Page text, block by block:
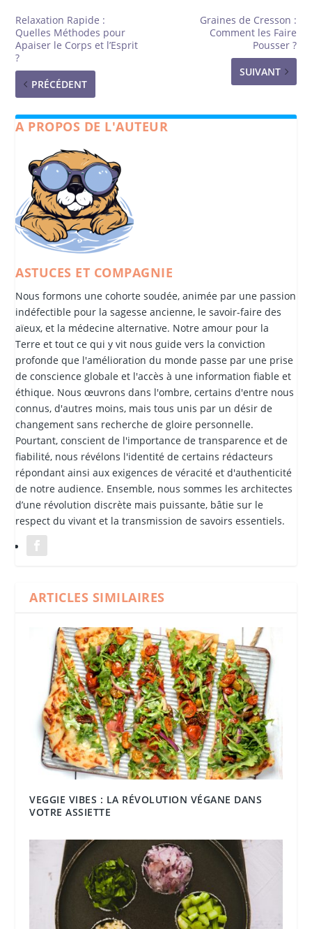
Relaxation Rapide :
Quelles Méthodes pour
Apaiser le Corps et l’Esprit
?
PRÉCÉDENT
Graines de Cresson :
Comment les Faire
Pousser ?
SUIVANT
A PROPOS DE L'AUTEUR
ASTUCES ET COMPAGNIE
Nous formons une cohorte soudée, animée par une passion
indéfectible pour la sagesse ancienne, le savoir-faire des
aïeux, et la médecine alternative. Notre amour pour la
Terre et tout ce qui y vit nous guide vers la conviction
profonde que l'amélioration du monde passe par une prise
de conscience globale et l'accès à une information fiable et
éthique. Nous œuvrons dans l'ombre, certains d'entre nous
connus, d'autres moins, mais tous unis par un désir de
changement sans recherche de gloire personnelle.
Pourtant, conscient de l'importance de transparence et de
fiabilité, nous révélons l'identité de certains rédacteurs
répondant ainsi aux exigences de véracité et d'authenticité
de notre audience. Ensemble, nous sommes les architectes
d’une révolution discrète mais puissante, bâtie sur le
respect du vivant et la transmission de savoirs essentiels.
ARTICLES SIMILAIRES
VEGGIE VIBES : LA RÉVOLUTION VÉGANE DANS
VOTRE ASSIETTE